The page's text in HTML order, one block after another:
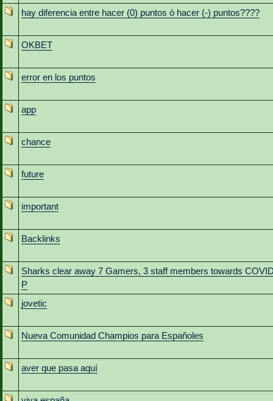
hay diferencia entre hacer (0) puntos ó hacer (-) puntos????
OKBET
error en los puntos
app
chance
future
important
Backlinks
Sharks clear away 7 Gamers, 3 staff members towards
P
jovetic
Nueva Comunidad Champios para Españoles
aver que pasa aquí